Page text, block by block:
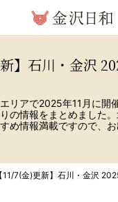
】石川・金沢
リアで2025年11月に開
の情報をまとめました
め情報満載ですので、
【11/7(金)更新】石川・金沢